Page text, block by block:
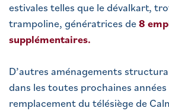
estivales telles que le dévalkart,
trampoline, génératrices de8
supplémentaires.
D’autres aménagements
dans les toutes prochaines années
remplacement du télésiège de